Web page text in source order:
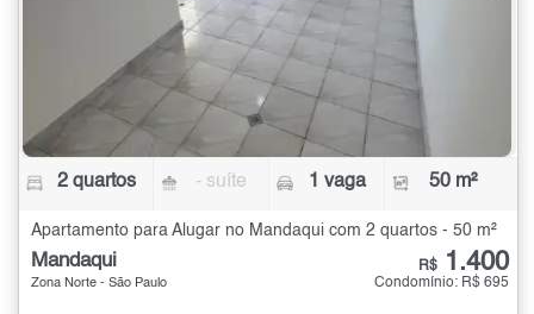
2 quartos - suíte 1 vaga 50 m²
Apartamento para Alugar no Mandaqui com 2 quartos - 50 m²
Mandaqui
Zona Norte - São Paulo
R$ 1.400
Condomínio: R$ 695